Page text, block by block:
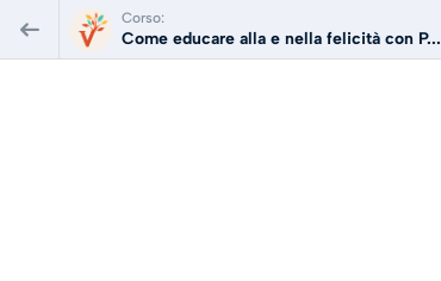
Corso:
Come educare alla e nella felicità con P...